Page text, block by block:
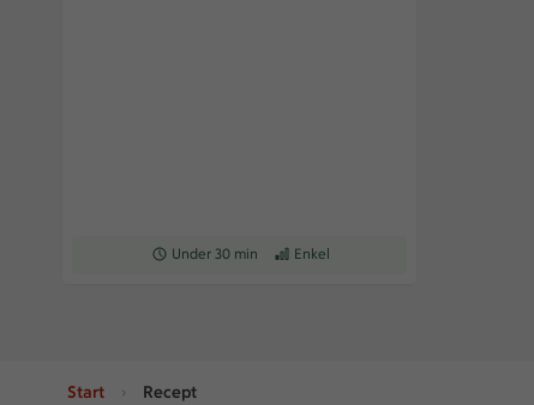
Receptet tar Under 30 min att tillaga
Under 30 min Receptet har Enkel svårighetsgrad
Enkel
Start Recept